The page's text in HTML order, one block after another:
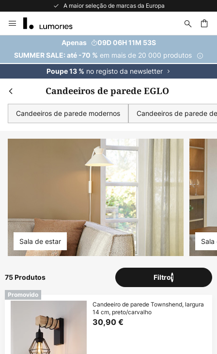
A maior seleção de marcas da Europa
para
Conteúdo
Apenas
09D 06H 11M 52S
SUMMER SALE: até -70 % em mais de 20 000 produtos
Poupe 13 % no registo da newsletter
Candeeiros de parede EGLO
Candeeiros de parede modernos Candeeiros de parede
Sala de estar
75 Produtos Filtro1
Promovido
Candeeiro de parede Townshend, largura
14 cm, preto/carvalho
30,90 €